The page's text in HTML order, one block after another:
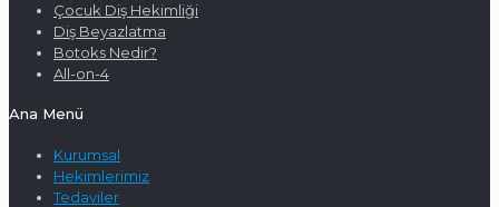
Çocuk Diş Hekimliği
Diş Beyazlatma
Botoks Nedir?
All-on-4
Ana Menü
Kurumsal
Hekimlerimiz
Tedaviler